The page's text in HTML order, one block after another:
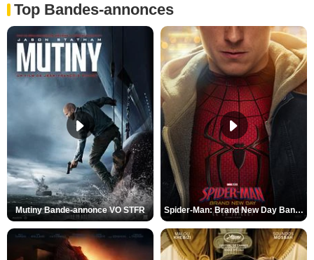
Top Bandes-annonces
Mutiny Bande-annonce VO STFR Spider-Man: Brand New Day Bande-annonce VO STFR